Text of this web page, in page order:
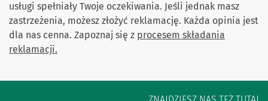
usługi spełniały Twoje oczekiwania. Jeśli jednak masz
zastrzeżenia, możesz złożyć reklamację. Każda opinia jest
dla nas cenna. Zapoznaj się z procesem składania
reklamacji.